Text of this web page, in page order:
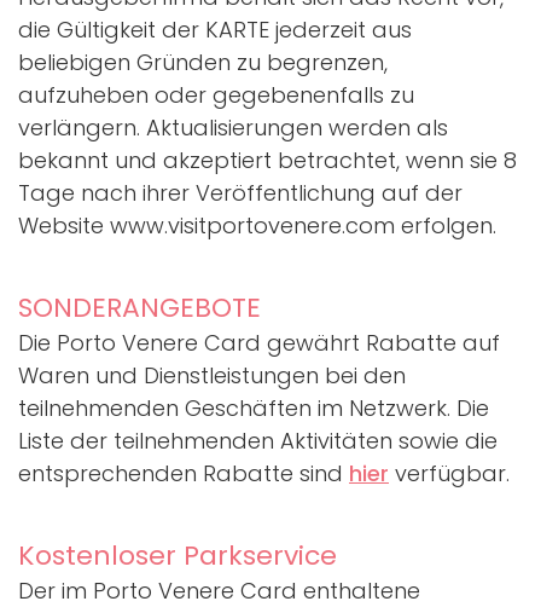
die Gültigkeit der KARTE jederzeit aus
beliebigen Gründen zu begrenzen,
aufzuheben oder gegebenenfalls zu
verlängern. Aktualisierungen werden als
bekannt und akzeptiert betrachtet, wenn sie 8
Tage nach ihrer Veröffentlichung auf der
Website www.visitportovenere.com erfolgen.
SONDERANGEBOTE
Die Porto Venere Card gewährt Rabatte auf
Waren und Dienstleistungen bei den
teilnehmenden Geschäften im Netzwerk. Die
Liste der teilnehmenden Aktivitäten sowie die
entsprechenden Rabatte sind hier verfügbar.
Kostenloser Parkservice
Der im Porto Venere Card enthaltene